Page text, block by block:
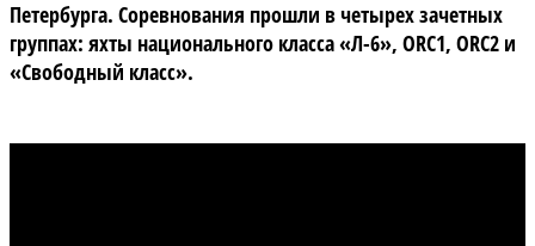
Петербурга. Соревнования прошли в четырех зачетных
группах: яхты национального класса «Л-6», ORC1, ORC2 и
«Свободный класс».